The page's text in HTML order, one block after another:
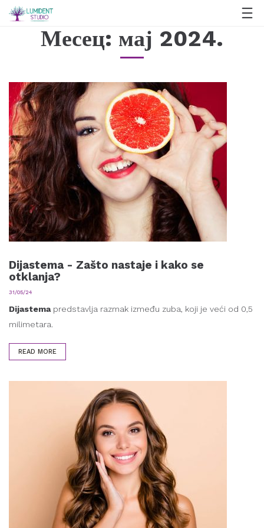
Месец: мај 2024.
Dijastema - Zašto nastaje i kako se
otklanja?
31/05/24
Dijastemapredstavlja razmak između zuba, koji je veći od 0,5
milimetara.
READ MORE